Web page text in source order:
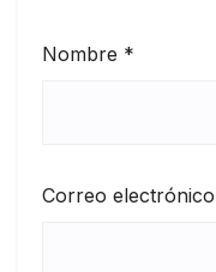
Nombre *
Correo electrónico